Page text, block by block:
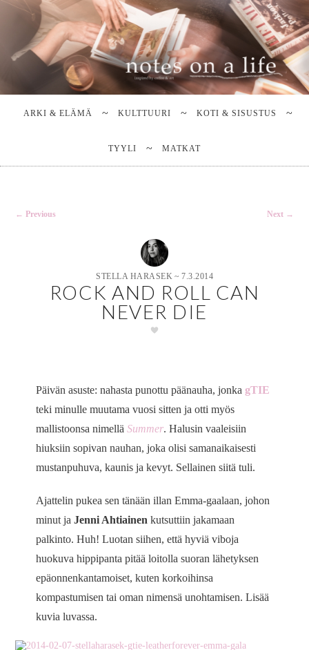
Notes on a life
Stella Harasek & Jarno Jussila
ARKI & ELÄMÄ KULTTUURI KOTI & SISUSTUS
TYYLI MATKAT
Post
← Previous Next →
STELLA HARASEK ~ 7.3.2014
ROCK AND ROLL CAN
NEVER DIE
Päivän asuste: nahasta punottu päänauha, jonkagTIE
teki minulle muutama vuosi sitten ja otti myös
mallistoonsa nimelläSummer. Halusin vaaleisiin
hiuksiin sopivan nauhan, joka olisi samanaikaisesti
mustanpuhuva, kaunis ja kevyt. Sellainen siitä tuli.
Ajattelin pukea sen tänään illan Emma-gaalaan, johon
minut jaJenni Ahtiainen kutsuttiin jakamaan
palkinto. Huh! Luotan siihen, että hyviä viboja
huokuva hippipanta pitää loitolla suoran lähetyksen
epäonnenkantamoiset, kuten korkoihinsa
kompastumisen tai oman nimensä unohtamisen. Lisää
kuvia luvassa.